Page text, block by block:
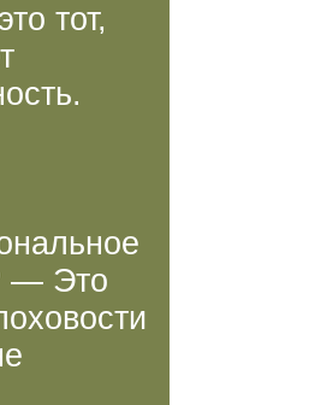
тот,
— Это